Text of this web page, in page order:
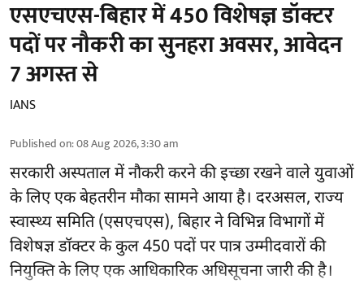
एसएचएस-बिहार में 450 विशेषज्ञ डॉक्टर
पदों पर नौकरी का सुनहरा अवसर, आवेदन
7 अगस्त से
IANS
Published on:08 Aug 2026, 3:30 am
सरकारी अस्पताल में नौकरी करने की इच्छा रखने वाले युवाओं
के लिए एक बेहतरीन मौका सामने आया है। दरअसल, राज्य
स्वास्थ्य समिति (एसएचएस), बिहार ने विभिन्न विभागों में
विशेषज्ञ डॉक्टर के कुल 450 पदों पर पात्र उम्मीदवारों की
नियुक्ति के लिए एक आधिकारिक अधिसूचना जारी की है।